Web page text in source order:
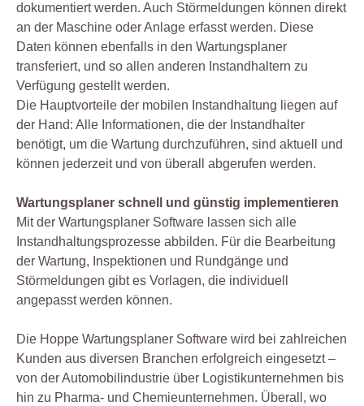
dokumentiert werden. Auch Störmeldungen können direkt
an der Maschine oder Anlage erfasst werden. Diese
Daten können ebenfalls in den Wartungsplaner
transferiert, und so allen anderen Instandhaltern zu
Verfügung gestellt werden.
Die Hauptvorteile der mobilen Instandhaltung liegen auf
der Hand: Alle Informationen, die der Instandhalter
benötigt, um die Wartung durchzuführen, sind aktuell und
können jederzeit und von überall abgerufen werden.
Wartungsplaner schnell und günstig implementieren
Mit der Wartungsplaner Software lassen sich alle
Instandhaltungsprozesse abbilden. Für die Bearbeitung
der Wartung, Inspektionen und Rundgänge und
Störmeldungen gibt es Vorlagen, die individuell
angepasst werden können.
Die Hoppe Wartungsplaner Software wird bei zahlreichen
Kunden aus diversen Branchen erfolgreich eingesetzt –
von der Automobilindustrie über Logistikunternehmen bis
hin zu Pharma- und Chemieunternehmen. Überall, wo